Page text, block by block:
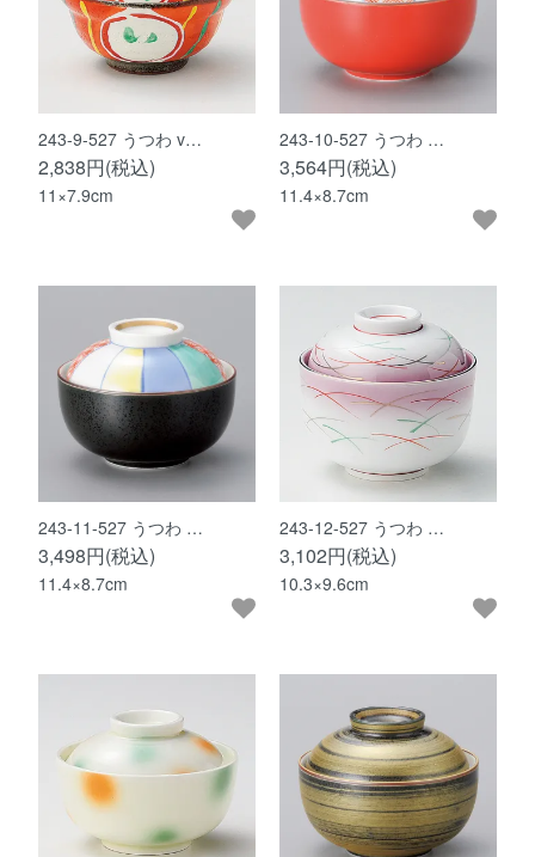
243-9-527 うつわ v…
2,838円(税込)
11×7.9cm
243-10-527 うつわ …
3,564円(税込)
11.4×8.7cm
243-11-527 うつわ …
3,498円(税込)
11.4×8.7cm
243-12-527 うつわ …
3,102円(税込)
10.3×9.6cm